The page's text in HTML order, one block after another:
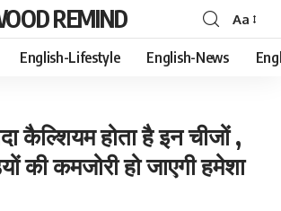
REMIND
Font
Resizer
Aa
English-Lifestyle English-News
कैल्शियम होता है इन चीजों ,
की कमजोरी हो जाएगी हमेशा